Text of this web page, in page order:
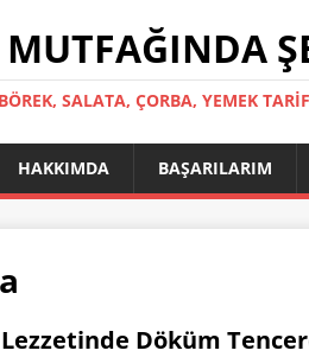
SALATA, ÇORBA, YEMEK
HAKKIMDA BAŞARILARIM
Döküm